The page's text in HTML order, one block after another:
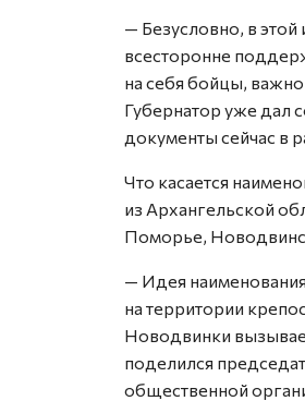
— Безусловно, в
всесторонне
на себя бойцы,
Губернатор уже дал
документы сейчас в
Что касается
из Архангельской
Поморье,
— Идея
на территории
Новодвинки
поделился
общественной